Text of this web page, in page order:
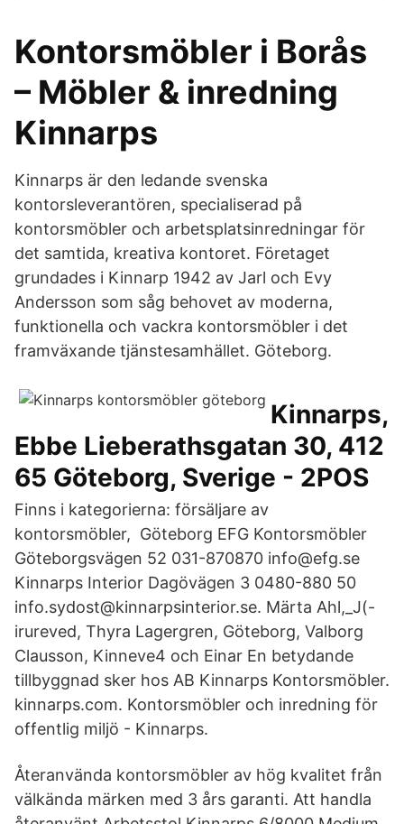
Kontorsmöbler i Borås
– Möbler & inredning
Kinnarps
Kinnarps är den ledande svenska
kontorsleverantören, specialiserad på
kontorsmöbler och arbetsplatsinredningar för
det samtida, kreativa kontoret. Företaget
grundades i Kinnarp 1942 av Jarl och Evy
Andersson som såg behovet av moderna,
funktionella och vackra kontorsmöbler i det
framväxande tjänstesamhället. Göteborg.
Kinnarps,
Ebbe Lieberathsgatan 30, 412
65 Göteborg, Sverige - 2POS
Finns i kategorierna: försäljare av
kontorsmöbler, Göteborg EFG Kontorsmöbler
Göteborgsvägen 52 031-870870 info@efg.se
Kinnarps Interior Dagövägen 3 0480-880 50
info.sydost@kinnarpsinterior.se. Märta Ahl,_J(-
irureved, Thyra Lagergren, Göteborg, Valborg
Clausson, Kinneve4 och Einar En betydande
tillbyggnad sker hos AB Kinnarps Kontorsmöbler.
kinnarps.com. Kontorsmöbler och inredning för
offentlig miljö - Kinnarps.
Återanvända kontorsmöbler av hög kvalitet från
välkända märken med 3 års garanti. Att handla